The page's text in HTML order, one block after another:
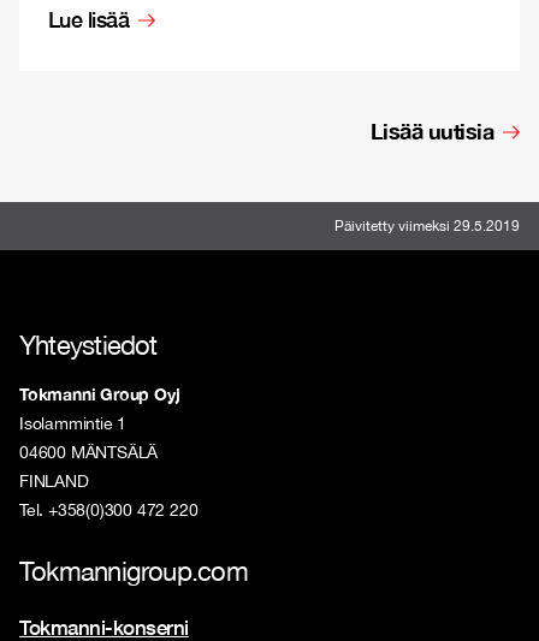
Lue lisää
Lisää uutisia
Päivitetty viimeksi 29.5.2019
Yhteystiedot
Tokmanni Group Oyj
Isolammintie 1
04600 MÄNTSÄLÄ
FINLAND
Tel. +358(0)300 472 220
Tokmannigroup.com
Tokmanni-konserni